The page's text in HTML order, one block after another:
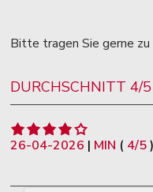
Bitte tragen Sie gerne
DURCHSCHNITT 4/5
26-04-2026 | MIN ( 4/5)